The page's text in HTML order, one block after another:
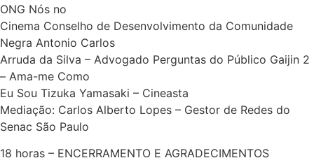
ONG Nós no
Cinema Conselho de Desenvolvimento da Comunidade
Negra Antonio Carlos
Arruda da Silva – Advogado Perguntas do Público Gaijin 2
– Ama-me Como
Eu Sou Tizuka Yamasaki – Cineasta
Mediação: Carlos Alberto Lopes – Gestor de Redes do
Senac São Paulo
18 horas – ENCERRAMENTO E AGRADECIMENTOS